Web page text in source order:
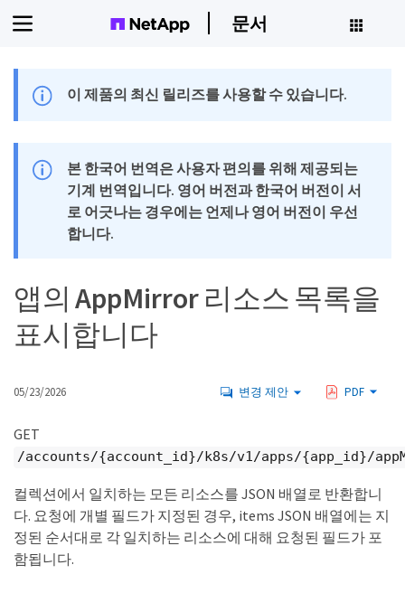
문서
이 제품의 최신 릴리즈를 사용할 수 있습니다.
본 한국어 번역은 사용자 편의를 위해 제공되는
기계 번역입니다. 영어 버전과 한국어 버전이 서
로 어긋나는 경우에는 언제나 영어 버전이 우선
합니다.
앱의 AppMirror 리소스 목록을
표시합니다
05/23/2026 변경 제안 PDF
GET
/accounts/{account_id}/k8s/v1/apps/{app_id}/
컬렉션에서 일치하는 모든 리소스를 JSON 배열로 반환합니
다. 요청에 개별 필드가 지정된 경우, items JSON 배열에는 지
정된 순서대로 각 일치하는 리소스에 대해 요청된 필드가 포
함됩니다.